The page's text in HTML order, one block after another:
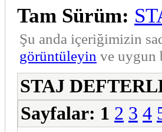
Tam Sürüm:
Şu anda içeriğimizin
görüntüleyin ve uygun
STAJ
Sayfalar: 1 2 3 4